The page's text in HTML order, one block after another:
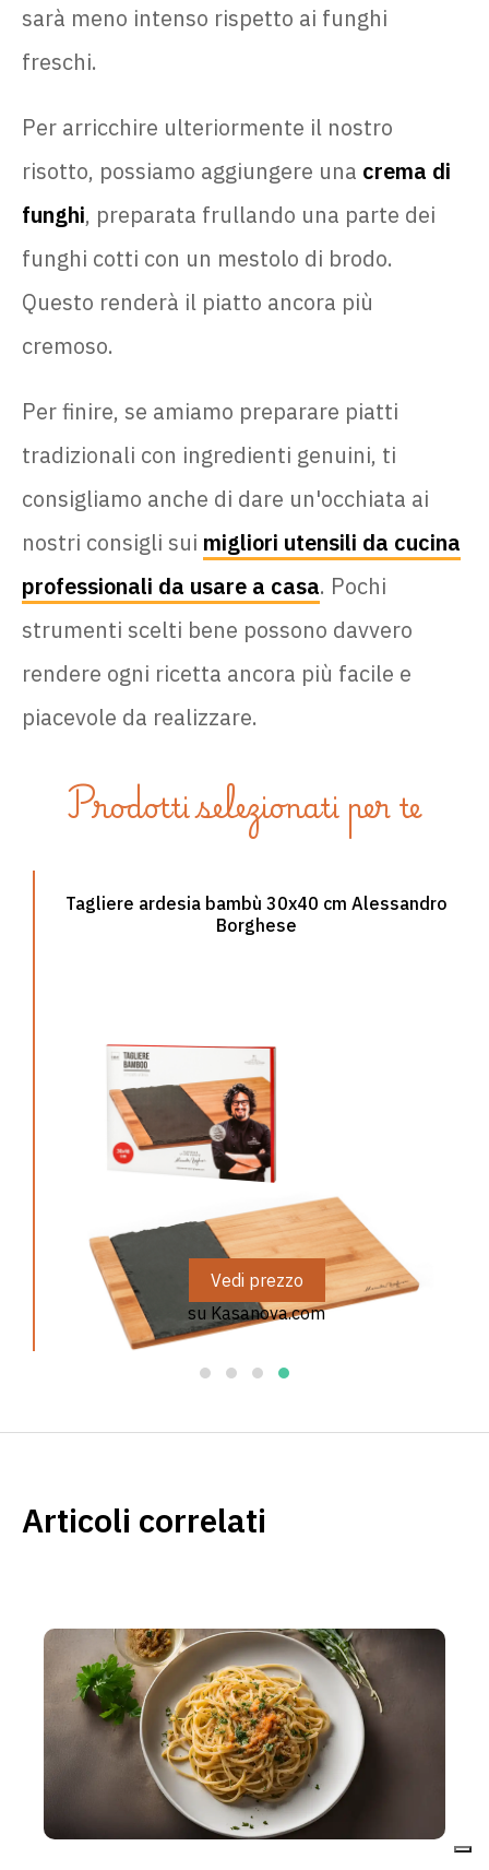
sarà meno intenso rispetto ai funghi
freschi.
Per arricchire ulteriormente il nostro
risotto, possiamo aggiungere una crema di
funghi, preparata frullando una parte dei
funghi cotti con un mestolo di brodo.
Questo renderà il piatto ancora più
cremoso.
Per finire, se amiamo preparare piatti
tradizionali con ingredienti genuini, ti
consigliamo anche di dare un'occhiata ai
nostri consigli sui migliori utensili da cucina
professionali da usare a casa. Pochi
strumenti scelti bene possono davvero
rendere ogni ricetta ancora più facile e
piacevole da realizzare.
Prodotti selezionati per te
Robot da cucina WiFi 2.0 Masterpro by Carlo
Cracco
Vedi prezzo
su Kasanova.com
Articoli correlati